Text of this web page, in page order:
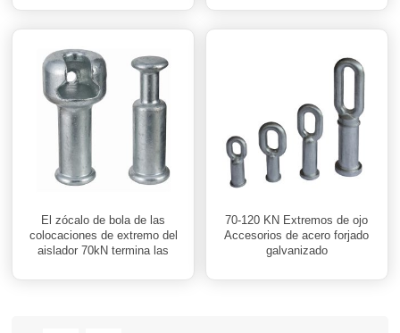
lengüeta 70kN
aislador 70kN galvanizado
El zócalo de bola de las
colocaciones de extremo del
aislador 70kN termina las
del acero de forja
70-120 KN Extremos de ojo
Accesorios de acero forjado
galvanizado